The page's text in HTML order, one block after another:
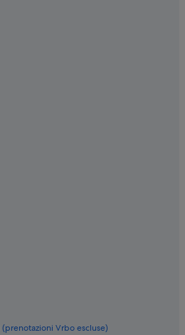
Vrbo escluse)